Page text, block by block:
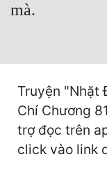
Kỳ Huyễn
Kỳ Ảo
mà.
Truyện "Nhặt
Chí Chương
trợ đọc trên
click vào link